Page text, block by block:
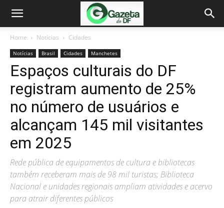
Home Notícias Cidades
Notícias Brasil Cidades Manchetes
Espaços culturais do DF
registram aumento de 25%
no número de usuários e
alcançam 145 mil visitantes
em 2025
Rede pública de equipamentos de cultura e bibliotecas
também receberam mais de 98 mil turistas; Biblioteca
Nacional e unidades regionais ampliam atividades e acervo
para atrair diferentes públicos